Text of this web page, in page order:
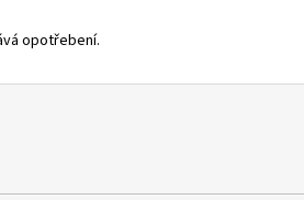
opotřebení.